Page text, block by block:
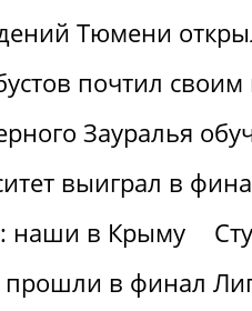
Тюмени
почтил
Зауралья
выиграл в
наши в Крыму
прошли в финал